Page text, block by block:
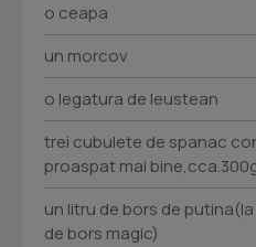
o ceapa
un morcov
o legatura de leustean
trei cubulete de spanac
proaspat mai
un litru de bors de
de bors magic)